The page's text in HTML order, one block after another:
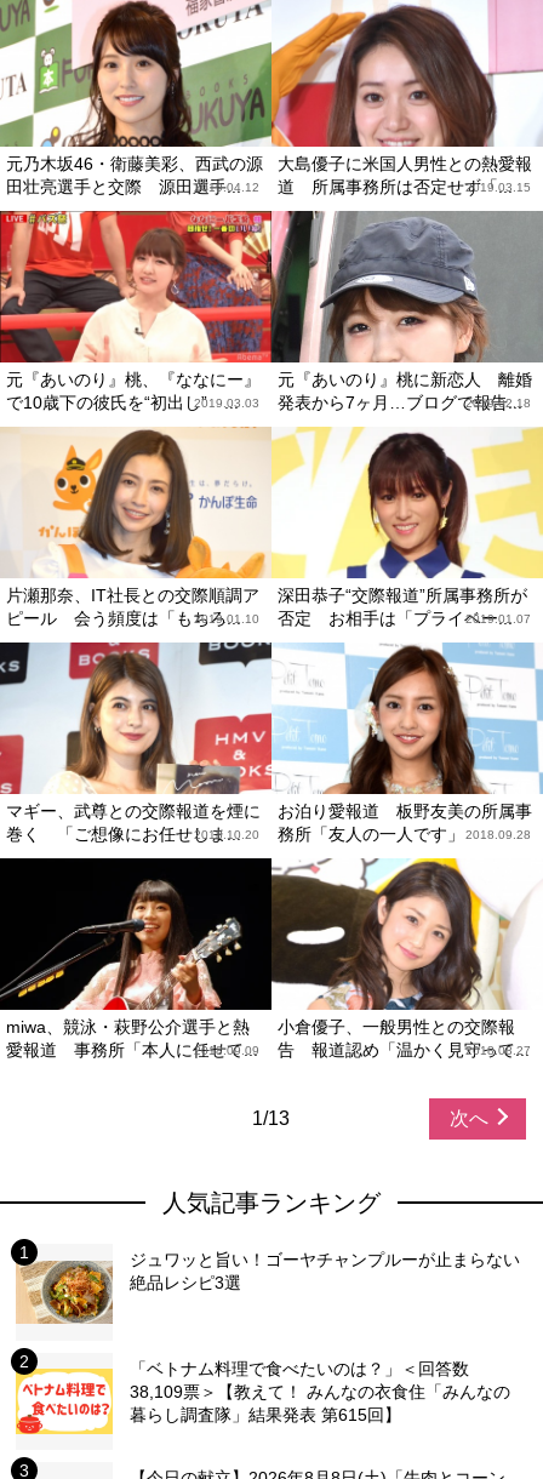
元乃木坂46・衛藤美彩、西武の源
田壮亮選手と交際 源田選手...
2019.04.12
大島優子に米国人男性との熱愛報
道 所属事務所は否定せず「...
2019.03.15
元『あいのり』桃、『ななにー』
で10歳下の彼氏を“初出し” ...
2019.03.03
元『あいのり』桃に新恋人 離婚
発表から7ヶ月…ブログで報告...
2019.02.18
片瀬那奈、IT社長との交際順調ア
ピール 会う頻度は「もちろ...
2019.01.10
深田恭子“交際報道”所属事務所が
否定 お相手は「プライベー...
2019.01.07
マギー、武尊との交際報道を煙に
巻く 「ご想像にお任せしま...
2018.10.20
お泊り愛報道 板野友美の所属事
務所「友人の一人です」
2018.09.28
miwa、競泳・萩野公介選手と熱
愛報道 事務所「本人に任せて...
2018.09.09
小倉優子、一般男性との交際報
告 報道認め「温かく見守って...
2018.08.27
1/13 次へ
人気記事ランキング
ジュワッと旨い！ゴーヤチャンプルーが止まらない
絶品レシピ3選
「ベトナム料理で食べたいのは？」＜回答数
38,109票＞【教えて！ みんなの衣食住「みんなの
暮らし調査隊」結果発表 第615回】